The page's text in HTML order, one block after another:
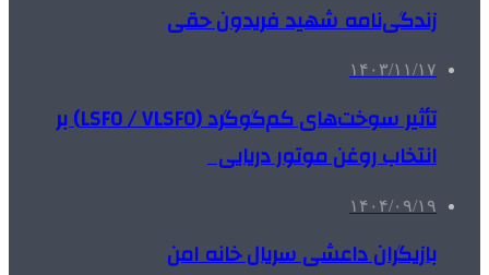
زندگی‌نامه شهید فریدون حقی
۱۴۰۳/۱۱/۱۷
تأثیر سوخت‌های کم‌گوگرد (LSFO / VLSFO) بر
انتخاب روغن موتور دریایی
۱۴۰۴/۰۹/۱۹
بازیگران داعشی سریال خانه امن